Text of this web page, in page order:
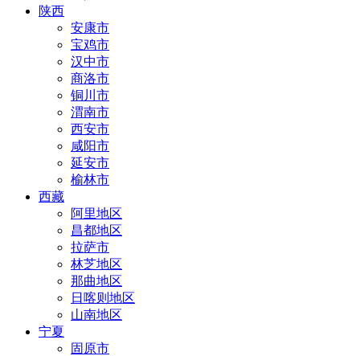
陕西
安康市
宝鸡市
汉中市
商洛市
铜川市
渭南市
西安市
咸阳市
延安市
榆林市
西藏
阿里地区
昌都地区
拉萨市
林芝地区
那曲地区
日喀则地区
山南地区
宁夏
固原市